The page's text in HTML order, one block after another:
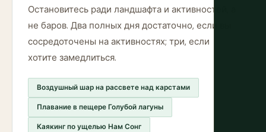
Остановитесь ради ландшафта и активностей, а
не баров. Два полных дня достаточно, если вы
сосредоточены на активностях; три, если
хотите замедлиться.
Воздушный шар на рассвете над карстами
Плавание в пещере Голубой лагуны
Каякинг по ущелью Нам Сонг